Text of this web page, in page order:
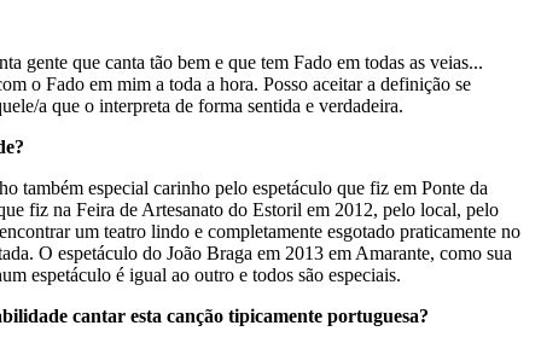
gente que canta tão bem e que tem Fado em todas as veias...
o Fado em mim a toda a hora. Posso aceitar a definição se
a que o interpreta de forma sentida e verdadeira.
especial carinho pelo espetáculo que fiz em Ponte da
fiz na Feira de Artesanato do Estoril em 2012, pelo local, pelo
um teatro lindo e completamente esgotado praticamente no
O espetáculo do João Braga em 2013 em Amarante, como sua
espetáculo é igual ao outro e todos são especiais.
cantar esta canção tipicamente portuguesa?